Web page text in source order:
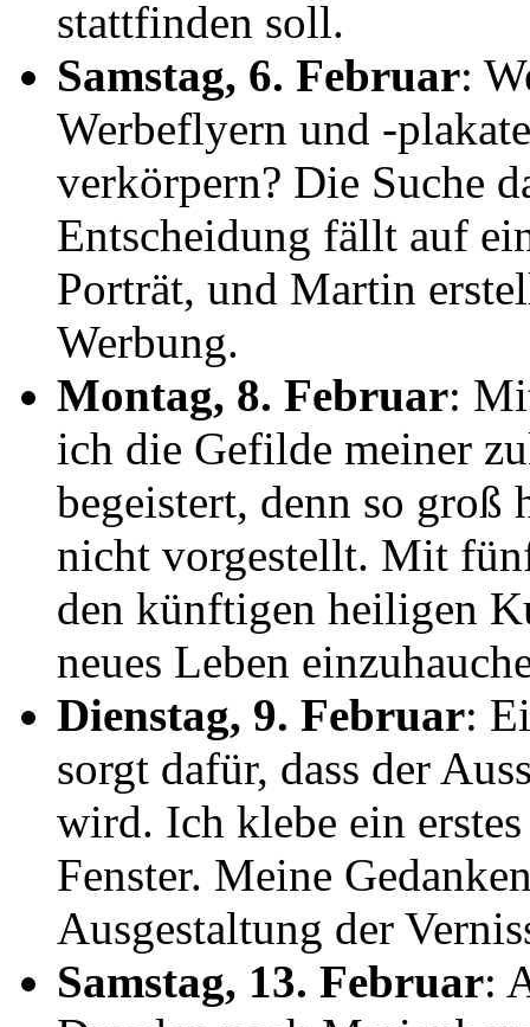
stattfinden soll.
Samstag, 6. Februar:
Werbeflyern und -
verkörpern? Die Suche
Entscheidung fällt auf
Porträt, und Martin
Werbung.
Montag, 8. Februar:
ich die Gefilde meiner
begeistert, denn so
nicht vorgestellt. Mit
den künftigen heiligen
neues Leben
Dienstag, 9. Februar:
sorgt dafür, dass der
wird. Ich klebe ein
Fenster. Meine
Ausgestaltung der
Samstag, 13. Februar: